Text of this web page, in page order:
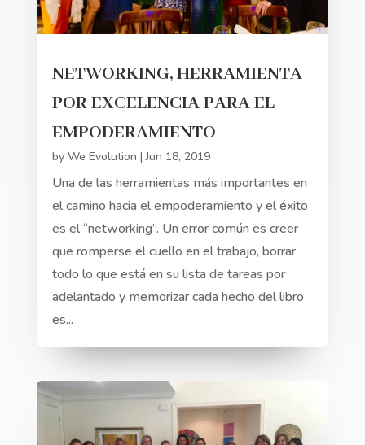
NETWORKING, HERRAMIENTA
POR EXCELENCIA PARA EL
EMPODERAMIENTO
by We Evolution |Jun 18, 2019
Una de las herramientas más importantes en
el camino hacia el empoderamiento y el éxito
es el “networking”. Un error común es creer
que romperse el cuello en el trabajo, borrar
todo lo que está en su lista de tareas por
adelantado y memorizar cada hecho del libro
es...